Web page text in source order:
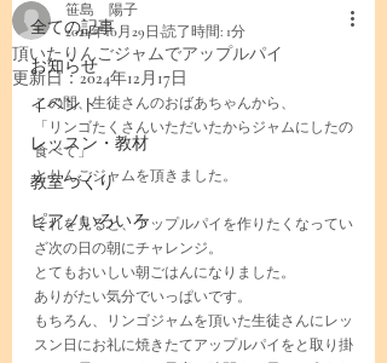
全ての記事
お知らせ
イベント
レッスン・教材
教室づくり
ピアノいろいろ
頂いたりんごジャムでアップルパイ
笹島 陽子
2024年10月29日 読了時間: 1分
更新日：2024年12月17日
この間、生徒さんのおばあちゃんから、
「リンゴたくさんいただいたからジャムにしたの
食べて」
とりんごジャムを頂きました。
それを見ると、アップルパイを作りたくなってい
ざ次の日の朝にチャレンジ。
とてもおいしい朝ごはんになりました。
ありがたい気分でいっぱいです。
もちろん、リンゴジャムを頂いた生徒さんにレッ
スン日にお礼に焼きたてアップルパイをと取り掛